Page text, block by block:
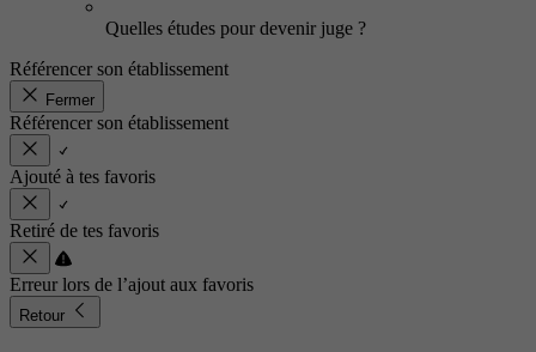
Quelles études pour devenir juge ?
Référencer son établissement
Fermer
Référencer son établissement
Ajouté à tes favoris
Retiré de tes favoris
Erreur lors de l’ajout aux favoris
Retour